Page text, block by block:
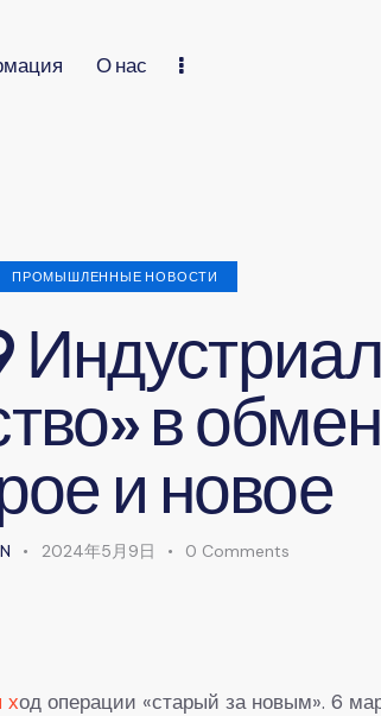
О нас
ПРОМЫШЛЕННЫЕ НОВОСТИ
в
и новое
2024年5月9日 0 Comments
ход операции «старый за новым». 6